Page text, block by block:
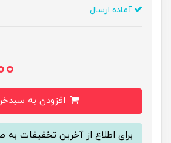
آماده ارسال
برای اطلاع از آخرین تخفیفات به